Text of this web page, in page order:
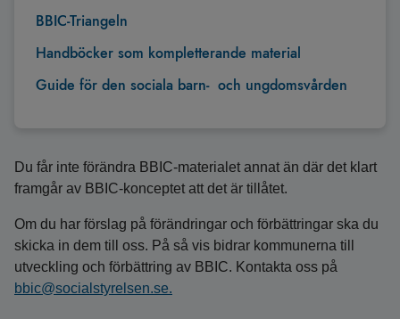
BBIC-Triangeln
Handböcker som kompletterande material
Guide för den sociala barn- och ungdomsvården
Du får inte förändra BBIC-materialet annat än där det klart
framgår av BBIC-konceptet att det är tillåtet.
Om du har förslag på förändringar och förbättringar ska du
skicka in dem till oss. På så vis bidrar kommunerna till
utveckling och förbättring av BBIC. Kontakta oss på
bbic@socialstyrelsen.se.